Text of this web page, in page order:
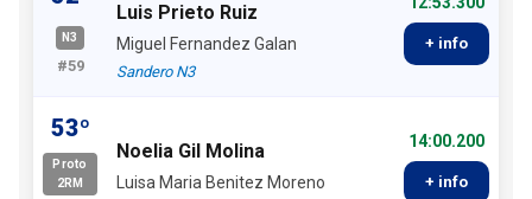
N3
#59
Luis Prieto Ruiz
Miguel Fernandez Galan
Sandero N3
+ info
53º
Proto
2RM
Noelia Gil Molina
Luisa Maria Benitez Moreno
14:00.200
+ info